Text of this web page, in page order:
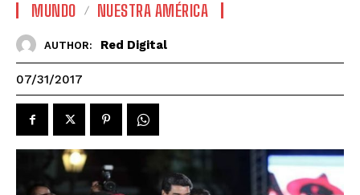
MUNDO NUESTRA AMÉRICA
AUTHOR: Red Digital
07/31/2017